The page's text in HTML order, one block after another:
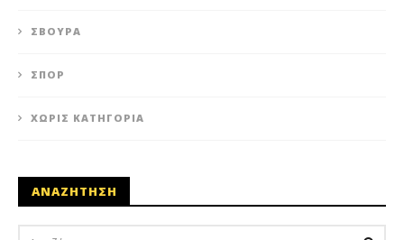
ΣΒΟΎΡΑ
ΣΠΟΡ
ΧΩΡΊΣ ΚΑΤΗΓΟΡΊΑ
ΑΝΑΖΗΤΗΣΗ